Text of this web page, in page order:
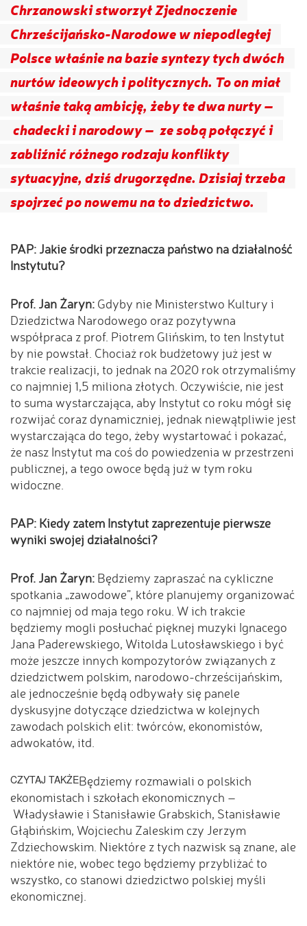
Chrzanowski stworzył Zjednoczenie
Chrześcijańsko-Narodowe w niepodległej
Polsce właśnie na bazie syntezy tych dwóch
nurtów ideowych i politycznych. To on miał
właśnie taką ambicję, żeby te dwa nurty –
chadecki i narodowy – ze sobą połączyć i
zabliźnić różnego rodzaju konflikty
sytuacyjne, dziś drugorzędne. Dzisiaj trzeba
spojrzeć po nowemu na to dziedzictwo.
PAP: Jakie środki przeznacza państwo na działalność
Instytutu?
Prof. Jan Żaryn: Gdyby nie Ministerstwo Kultury i
Dziedzictwa Narodowego oraz pozytywna
współpraca z prof. Piotrem Glińskim, to ten Instytut
by nie powstał. Chociaż rok budżetowy już jest w
trakcie realizacji, to jednak na 2020 rok otrzymaliśmy
co najmniej 1,5 miliona złotych. Oczywiście, nie jest
to suma wystarczająca, aby Instytut co roku mógł się
rozwijać coraz dynamiczniej, jednak niewątpliwie jest
wystarczająca do tego, żeby wystartować i pokazać,
że nasz Instytut ma coś do powiedzenia w przestrzeni
publicznej, a tego owoce będą już w tym roku
widoczne.
PAP: Kiedy zatem Instytut zaprezentuje pierwsze
wyniki swojej działalności?
Prof. Jan Żaryn: Będziemy zapraszać na cykliczne
spotkania „zawodowe”, które planujemy organizować
co najmniej od maja tego roku. W ich trakcie
będziemy mogli posłuchać pięknej muzyki Ignacego
Jana Paderewskiego, Witolda Lutosławskiego i być
może jeszcze innych kompozytorów związanych z
dziedzictwem polskim, narodowo-chrześcijańskim,
ale jednocześnie będą odbywały się panele
dyskusyjne dotyczące dziedzictwa w kolejnych
zawodach polskich elit: twórców, ekonomistów,
adwokatów, itd.
CZYTAJ TAKŻEBędziemy rozmawiali o polskich
ekonomistach i szkołach ekonomicznych –
Władysławie i Stanisławie Grabskich, Stanisławie
Głąbińskim, Wojciechu Zaleskim czy Jerzym
Zdziechowskim. Niektóre z tych nazwisk są znane, ale
niektóre nie, wobec tego będziemy przybliżać to
wszystko, co stanowi dziedzictwo polskiej myśli
ekonomicznej.